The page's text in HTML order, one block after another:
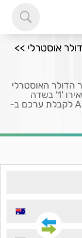
אוסטרלי >>
הדולר האוסטרלי
היציג היום בשקלים. להצגת השער העדכני השאירו '1' בשדה
המציין את הכמות או הזינו סכום במטבעות AUD לקבלת ערכם ב-